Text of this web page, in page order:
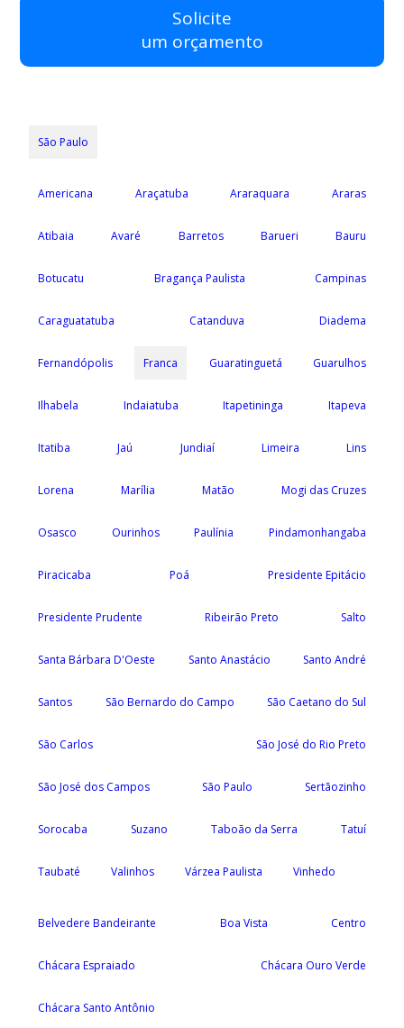
Solicite
um orçamento
São Paulo
Americana Araçatuba Araraquara Araras
Atibaia Avaré Barretos Barueri Bauru
Botucatu Bragança Paulista Campinas
Caraguatatuba Catanduva Diadema
Fernandópolis Franca Guaratinguetá Guarulhos
Ilhabela Indaiatuba Itapetininga Itapeva
Itatiba Jaú Jundiaí Limeira Lins
Lorena Marília Matão Mogi das Cruzes
Osasco Ourinhos Paulínia Pindamonhangaba
Piracicaba Poá Presidente Epitácio
Presidente Prudente Ribeirão Preto Salto
Santa Bárbara D'Oeste Santo Anastácio Santo André
Santos São Bernardo do Campo São Caetano do Sul
São Carlos São José do Rio Preto
São José dos Campos São Paulo Sertãozinho
Sorocaba Suzano Taboão da Serra Tatuí
Taubaté Valinhos Várzea Paulista Vinhedo
Belvedere Bandeirante Boa Vista Centro
Chácara Espraiado Chácara Ouro Verde
Chácara Santo Antônio